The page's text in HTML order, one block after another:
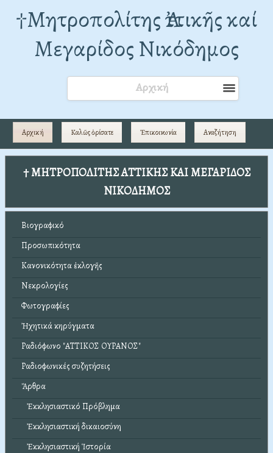
†Mητροπολίτης Ἀττικῆς καί
Μεγαρίδος Νικόδημος
Αρχική
Αρχική Καλῶς ὁρίσατε Ἐπικοινωνία Αναζήτηση
† ΜΗΤΡΟΠΟΛΙΤΗΣ ΑΤΤΙΚΗΣ ΚΑΙ ΜΕΓΑΡΙΔΟΣ
ΝΙΚΟΔΗΜΟΣ
Βιογραφικό
Προσωπικότητα
Κανονικότητα ἐκλογῆς
Νεκρολογίες
Φωτογραφίες
Ἠχητικά κηρύγματα
Ραδιόφωνο "ΑΤΤΙΚΟΣ ΟΥΡΑΝΟΣ"
Ραδιοφωνικές συζητήσεις
Ἄρθρα
Ἐκκλησιαστικό Πρόβλημα
Ἐκκλησιαστική δικαιοσύνη
Ἐκκλησιαστική Ἱστορία